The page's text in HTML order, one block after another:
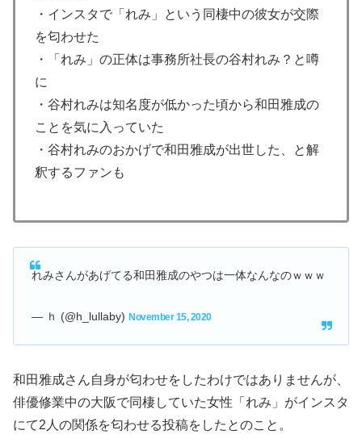
・インスタで「れみ」という同棲中の彼女が交際
を匂わせた
・「れみ」の正体は事務所社長の谷村れみ？と噂
に
・谷村れみは知名度が低かった頃から和田雅成の
ことを気に入っていた
・谷村れみのおかげで和田雅成が出世した、と解
釈するファンも
れみさんがあげてる和田雅成のやつは一体なんなのｗｗｗ
— ｈ (@h_lullaby) November 15, 2020
和田雅成さん自身が匂わせをしたわけではありませんが、
俳優修業中の大阪で同棲していた女性「れみ」がインスタ
にて2人の関係を匂わせる投稿をしたとのこと。